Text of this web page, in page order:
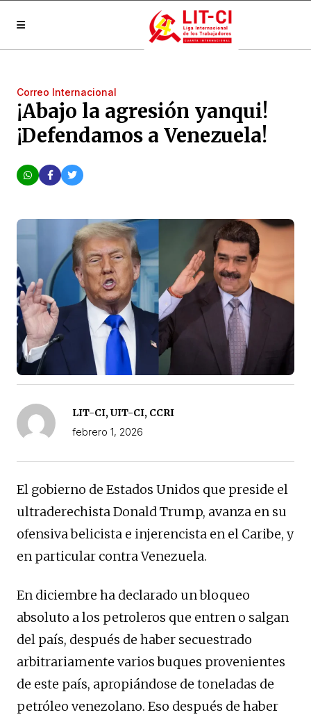
Correo Internacional
¡Abajo la agresión yanqui!
¡Defendamos a Venezuela!
LIT-CI, UIT-CI, CCRI
febrero 1, 2026
El gobierno de Estados Unidos que preside el
ultraderechista Donald Trump, avanza en su
ofensiva belicista e injerencista en el Caribe, y
en particular contra Venezuela.
En diciembre ha declarado un bloqueo
absoluto a los petroleros que entren o salgan
del país, después de haber secuestrado
arbitrariamente varios buques provenientes
de este país, apropiándose de toneladas de
petróleo venezolano. Eso después de haber